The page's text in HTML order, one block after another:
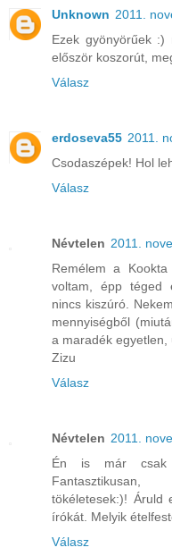
Unknown 2011.
Ezek gyönyörűek
először koszorút,
Válasz
erdoseva55 2011.
Csodaszépek! Hol
Válasz
Névtelen 2011.
Remélem a
voltam, épp téged
nincs kiszúró.
mennyiségből
a maradék egyetlen,
Zizu
Válasz
Névtelen 2011.
Én is már csak
Fantasztikusan,
tökéletesek:)! Áruld
írókát. Melyik
Válasz